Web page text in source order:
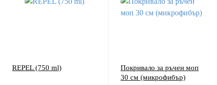
REPEL (750 ml)
Покривало за ръчен моп
30 см (микрофибър)